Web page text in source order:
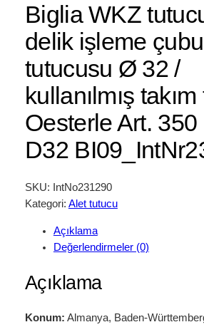
Biglia WKZ
delik işleme
tutucusu Ø 32 /
kullanılmış
Oesterle Art.
D32
SKU:
IntNo231290
Kategori: Alet tutucu
Açıklama
Değerlendirmeler (0)
Açıklama
Konum: Almanya, Baden-